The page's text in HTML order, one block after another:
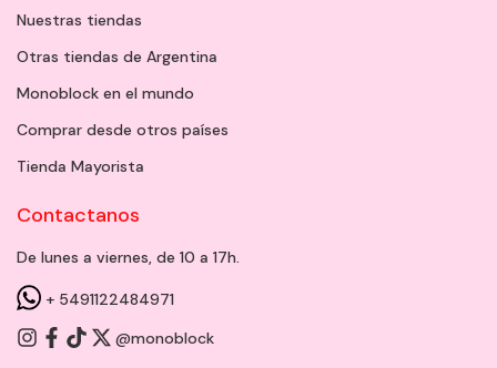
Nuestras tiendas
Otras tiendas de Argentina
Monoblock en el mundo
Comprar desde otros países
Tienda Mayorista
Contactanos
De lunes a viernes, de 10 a 17h.
+ 5491122484971
@monoblock